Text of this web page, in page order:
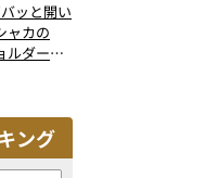
ッと開い
ャカの
ルダーバ
ング